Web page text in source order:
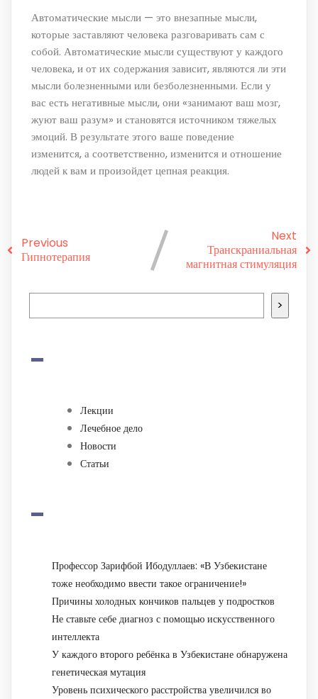
Автоматические мысли — это внезапные мысли,
которые заставляют человека разговаривать сам с
собой. Автоматические мысли существуют у каждого
человека, и от их содержания зависит, являются ли эти
мысли болезненными или безболезненными. Если у
вас есть негативные мысли, они «занимают ваш мозг,
жуют ваш разум» и становятся источником тяжелых
эмоций. В результате этого ваше поведение
изменится, а соответственно, изменится и отношение
людей к вам и произойдет цепная реакция.
Previous
Гипнотерапия
Next
Транскраниальная
магнитная стимуляция
>
-
Лекции
Лечебное дело
Новости
Статьи
-
Профессор Зарифбой Ибодуллаев: «В Узбекистане
тоже необходимо ввести такое ограничение!»
Причины холодных кончиков пальцев у подростков
Не ставьте себе диагноз с помощью искусственного
интеллекта
У каждого второго ребёнка в Узбекистане обнаружена
генетическая мутация
Уровень психического расстройства увеличился во